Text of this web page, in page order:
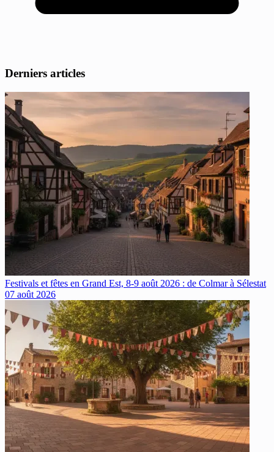
Derniers articles
Festivals et fêtes en Grand Est, 8-9 août 2026 : de Colmar à Sélestat
07 août 2026